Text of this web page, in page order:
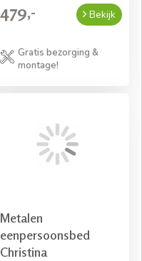
479,- Bekijk
Gratis bezorging &
montage!
Metalen
eenpersoonsbed
Christina